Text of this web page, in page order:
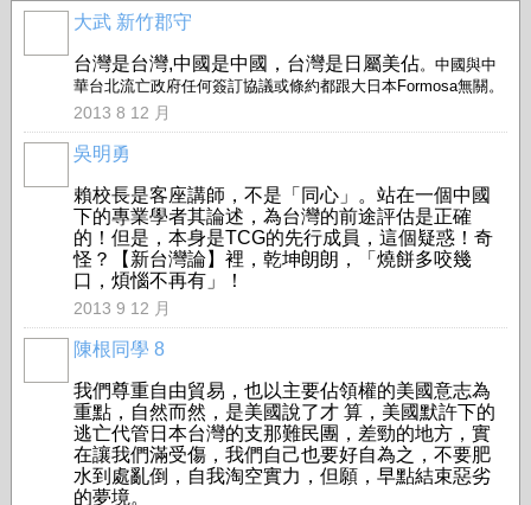
大武 新竹郡守
台灣是台灣,中國是中國，台灣是日屬美佔。 中國與中
華台北流亡政府任何簽訂協議或條約都跟大日本Formosa無關。
2013 8 12 月
吳明勇
賴校長是客座講師，不是「同心」。站在一個中國
下的專業學者其論述，為台灣的前途評估是正確
的！但是，本身是TCG的先行成員，這個疑惑！奇
怪？【新台灣論】裡，乾坤朗朗，「燒餅多咬幾
口，煩惱不再有」！
2013 9 12 月
陳根同學 8
我們尊重自由貿易，也以主要佔領權的美國意志為
重點，自然而然，是美國說了才 算，美國默許下的
逃亡代管日本台灣的支那難民團，差勁的地方，實
在讓我們滿受傷，我們自己也要好自為之，不要肥
水到處亂倒，自我淘空實力，但願，早點結束惡劣
的夢境。